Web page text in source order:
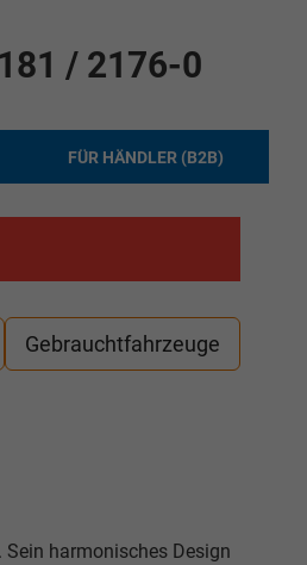
/ 2176-0
FÜR HÄNDLER (B2B)
Gebrauchtfahrzeuge
harmonisches Design